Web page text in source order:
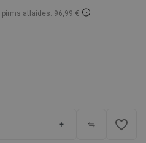
pirms atlaides: 96,99 €
+ favorite_border